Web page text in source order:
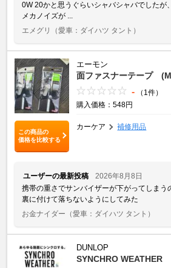
0W 20かと思うぐらいシャバシャバでしたが
メカノイズが ...
エメグリ
（愛車：ダイハツ タント）
この商品の
価格を比較する
エーモン
面ファスナーテープ
-
（1件）
購入価格：548円
カーケア 補修用品
ユーザーの最新投稿
2026年8月8日
携帯の重さでサンバイザーが下がってしまう
裏に付けて落ちないようにしてみた
お金ナイダー （愛車：ダイハツ タント）
DUNLOP
SYNCHRO WEATHER